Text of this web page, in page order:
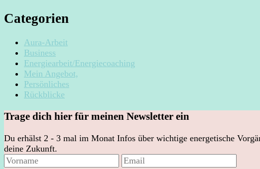
Categorien
Aura-Arbeit
Business
Energiearbeit/Energiecoaching
Mein Angebot,
Persönliches
Rückblicke
Trage dich hier für meinen Newsletter ein
Du erhälst 2 - 3 mal im Monat Infos über wichtige energetische
deine Zukunft.